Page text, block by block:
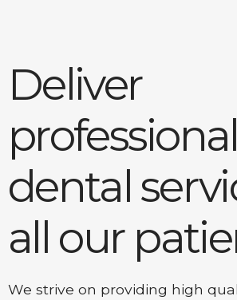
Deliver
dental
all our
We strive on providing high